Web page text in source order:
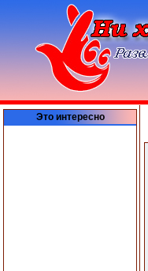
Это интересно